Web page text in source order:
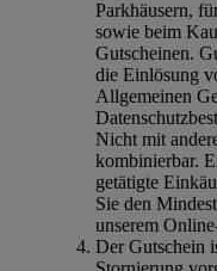
Parkhäusern,
sowie beim
Gutscheinen.
die Einlösung
Allgemeinen
Nicht mit
kombinierbar.
getätigte
Sie den
unserem
Der Gutschein